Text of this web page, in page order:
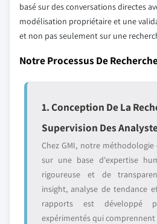
basé sur des conversations directes
modélisation propriétaire et une
et non pas seulement sur une
Notre Processus De
1. Conception De La
Supervision Des
Chez GMI, notre
sur une base d'expertise
rigoureuse et de
insight, analyse de tendance
rapports est développé
expérimentés qui